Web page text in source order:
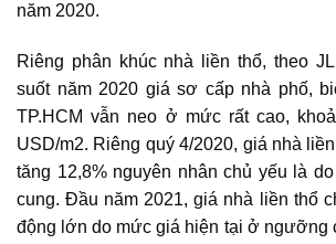
năm 2020.
Riêng phân khúc nhà liền thổ, theo
suốt năm 2020 giá sơ cấp nhà phố,
TP.HCM vẫn neo ở mức rất cao,
USD/m2. Riêng quý 4/2020, giá nhà
tăng 12,8% nguyên nhân chủ yếu là
cung. Đầu năm 2021, giá nhà liền thổ
động lớn do mức giá hiện tại ở ngưỡng